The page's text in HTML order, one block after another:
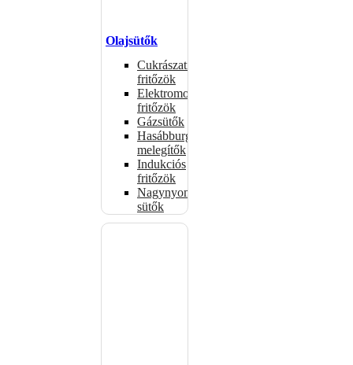
Olajsütők
Cukrászati
fritőzök
Elektromos
fritőzök
Gázsütők
Hasábburgonya
melegítők
Indukciós
fritőzök
Nagynyomású
sütők